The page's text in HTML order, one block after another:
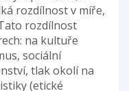
rozdílnost v míře,
rozdílnost
na kultuře
sociální
tlak okolí na
(etické